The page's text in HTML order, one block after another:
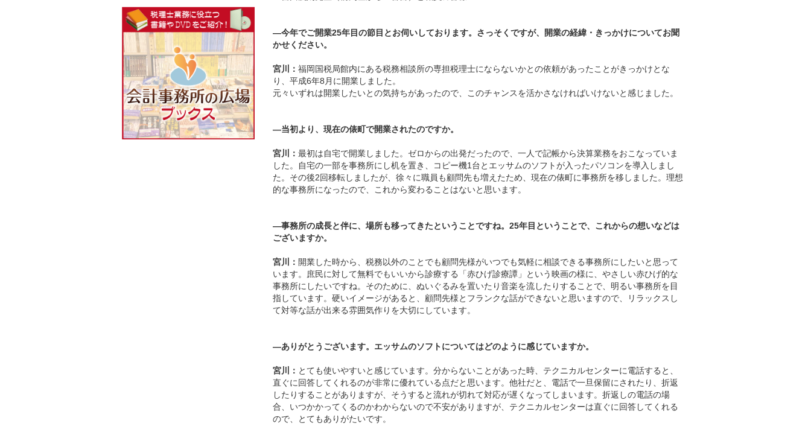
―今年でご開業25年目の節目とお伺いしております。さっそくですが、開業の経緯・きっかけについてお聞
かせください。
宮川： 福岡国税局館内にある税務相談所の専担税理士にならないかとの依頼があったことがきっかけとな
り、平成6年8月に開業しました。
元々いずれは開業したいとの気持ちがあったので、このチャンスを活かさなければいけないと感じました。
―当初より、現在の俵町で開業されたのですか。
宮川 ： 最初は自宅で開業しました。ゼロからの出発だったので、一人で記帳から決算業務をおこなっていま
した。自宅の一部を事務所にし机を置き、コピー機1台とエッサムのソフトが入ったパソコンを導入しまし
た。その後2回移転しましたが、徐々に職員も顧問先も増えたため、現在の俵町に事務所を移しました。理想
的な事務所になったので、これから変わることはないと思います。
—事務所の成長と伴に、場所も移ってきたということですね。25年目ということで、これからの想いなどは
ございますか。
宮川： 開業した時から、税務以外のことでも顧問先様がいつでも気軽に相談できる事務所にしたいと思って
います。庶民に対して無料でもいいから診療する「赤ひげ診療譚」という映画の様に、やさしい赤ひげ的な
事務所にしたいですね。そのために、ぬいぐるみを置いたり音楽を流したりすることで、明るい事務所を目
指しています。硬いイメージがあると、顧問先様とフランクな話ができないと思いますので、リラックスし
て対等な話が出来る雰囲気作りを大切にしています。
—ありがとうございます。エッサムのソフトについてはどのように感じていますか。
宮川： とても使いやすいと感じています。分からないことがあった時、テクニカルセンターに電話すると、
直ぐに回答してくれるのが非常に優れている点だと思います。他社だと、電話で一旦保留にされたり、折返
したりすることがありますが、そうすると流れが切れて対応が遅くなってしまいます。折返しの電話の場
合、いつかかってくるのかわからないので不安がありますが、テクニカルセンターは直ぐに回答してくれる
ので、とてもありがたいです。